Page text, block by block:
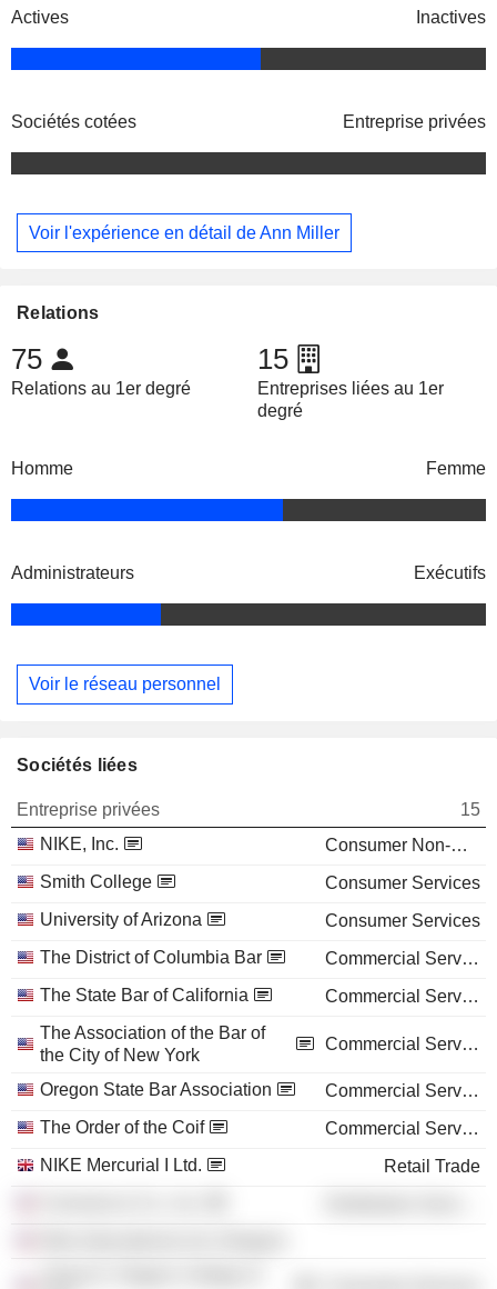
Actives Inactives
Sociétés cotées Entreprise privées
Voir l'expérience en détail de Ann Miller
Relations
75
Relations au 1er degré
15
Entreprises liées au 1er
degré
Homme Femme
Administrateurs Exécutifs
Voir le réseau personnel
Sociétés liées
Entreprise privées
15
NIKE, Inc.
Consumer Non-Durables
Smith College
Consumer Services
University of Arizona
Consumer Services
The District of Columbia Bar
Commercial Services
The State Bar of California
Commercial Services
The Association of the Bar of
the City of New York
Commercial Services
Oregon State Bar Association
Commercial Services
The Order of the Coif
Commercial Services
NIKE Mercurial I Ltd.
Retail Trade